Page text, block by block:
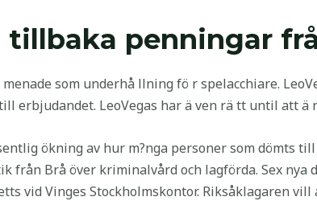
tillbaka penningar
som underhå llning fö r spelacchiare.
erbjudandet. LeoVegas har ä ven rä tt until att
ökning av hur m?nga personer som dömts
från Brå över kriminalvård och lagförda. Sex nya
vid Vinges Stockholmskontor. Riksåklagaren